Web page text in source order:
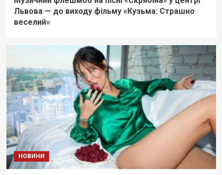
Львова — до виходу фільму «Кузьма: Страшно
веселий»
НОВИНИ